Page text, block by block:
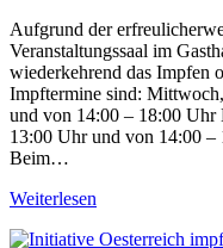
Aufgrund der
Veranstaltungssaal im
wiederkehrend das Impfen
Impftermine sind:
und von 14:00 – 18:00
13:00 Uhr und von 14:00
Beim…
Weiterlesen